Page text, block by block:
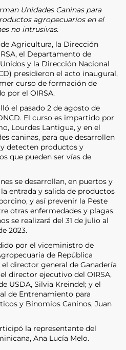
Unidades Caninas para
agropecuarios en el
no intrusivas.
Agricultura, la Dirección
el Departamento de
y la Dirección Nacional
presidieron el acto inaugural,
curso de formación de
por el OIRSA.
el pasado 2 de agosto de
El curso es impartido por
Lourdes Lantigua, y en el
caninas, para que desarrollen
detecten productos y
que pueden ser vías de
se desarrollan, en puertos y
entrada y salida de productos
y así prevenir la Peste
otras enfermedades y plagas.
se realizará del 31 de julio al
2023.
por el viceministro de
de República
director general de Ganadería
director ejecutivo del OIRSA,
USDA, Silvia Kreindel; y el
de Entrenamiento para
y Binomios Caninos, Juan
la representante del
Ana Lucía Melo.